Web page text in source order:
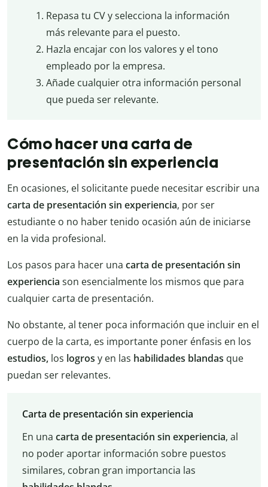
Repasa tu CV y selecciona la información
más relevante para el puesto.
Hazla encajar con los valores y el tono
empleado por la empresa.
Añade cualquier otra información personal
que pueda ser relevante.
Cómo hacer una carta de
presentación sin experiencia
En ocasiones, el solicitante puede necesitar escribir una
carta de presentación sin experiencia, por ser
estudiante o no haber tenido ocasión aún de iniciarse
en la vida profesional.
Los pasos para hacer una carta de presentación sin
experiencia son esencialmente los mismos que para
cualquier carta de presentación.
No obstante, al tener poca información que incluir en el
cuerpo de la carta, es importante poner énfasis en los
estudios, los logros y en las habilidades blandas que
puedan ser relevantes.
Carta de presentación sin experiencia
En una carta de presentación sin experiencia, al
no poder aportar información sobre puestos
similares, cobran gran importancia las